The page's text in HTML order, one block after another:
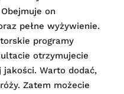
on
pełne wyżywienie.
programy
otrzymujecie
Warto dodać,
Zatem możecie